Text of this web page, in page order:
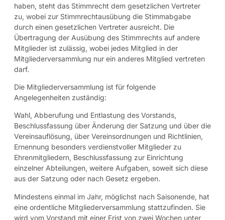
haben, steht das Stimmrecht dem gesetzlichen Vertreter
zu, wobei zur Stimmrechtausübung die Stimmabgabe
durch einen gesetzlichen Vertreter ausreicht. Die
Übertragung der Ausübung des Stimmrechts auf andere
Mitglieder ist zulässig, wobei jedes Mitglied in der
Mitgliederversammlung nur ein anderes Mitglied vertreten
darf.
Die Mitgliederversammlung ist für folgende
Angelegenheiten zuständig:
Wahl, Abberufung und Entlastung des Vorstands,
Beschlussfassung über Änderung der Satzung und über die
Vereinsauflösung, über Vereinsordnungen und Richtlinien,
Ernennung besonders verdienstvoller Mitglieder zu
Ehrenmitgliedern, Beschlussfassung zur Einrichtung
einzelner Abteilungen, weitere Aufgaben, soweit sich diese
aus der Satzung oder nach Gesetz ergeben.
Mindestens einmal im Jahr, möglichst nach Saisonende, hat
eine ordentliche Mitgliederversammlung stattzufinden. Sie
wird vom Vorstand mit einer Frist von zwei Wochen unter